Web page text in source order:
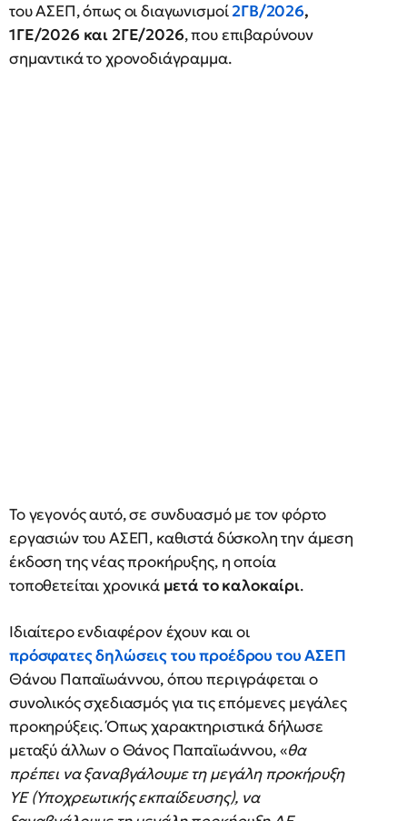
του ΑΣΕΠ, όπως οι διαγωνισμοί2ΓΒ/2026,
1ΓΕ/2026 και 2ΓΕ/2026, που επιβαρύνουν
σημαντικά το χρονοδιάγραμμα.
Το γεγονός αυτό, σε συνδυασμό με τον φόρτο
εργασιών του ΑΣΕΠ, καθιστά δύσκολη την άμεση
έκδοση της νέας προκήρυξης, η οποία
τοποθετείται χρονικά μετά το καλοκαίρι.
Ιδιαίτερο ενδιαφέρον έχουν και οι
πρόσφατες δηλώσεις του προέδρου του ΑΣΕΠ
Θάνου Παπαϊωάννου, όπου περιγράφεται ο
συνολικός σχεδιασμός για τις επόμενες μεγάλες
προκηρύξεις. Όπως χαρακτηριστικά δήλωσε
μεταξύ άλλων ο Θάνος Παπαϊωάννου, «θα
πρέπει να ξαναβγάλουμε τη μεγάλη προκήρυξη
ΥΕ (Υποχρεωτικής εκπαίδευσης), να